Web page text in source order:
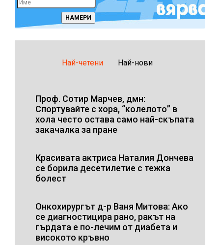
Най-четени Най-нови
Проф. Сотир Марчев, дмн:
Спортувайте с хора, “колелото” в
хола често остава само най-скъпата
закачалка за пране
Красивата актриса Наталия Дончева
се борила десетилетие с тежка
болест
Онкохирургът д-р Ваня Митова: Ако
се диагностицира рано, ракът на
гърдата е по-лечим от диабета и
високото кръвно